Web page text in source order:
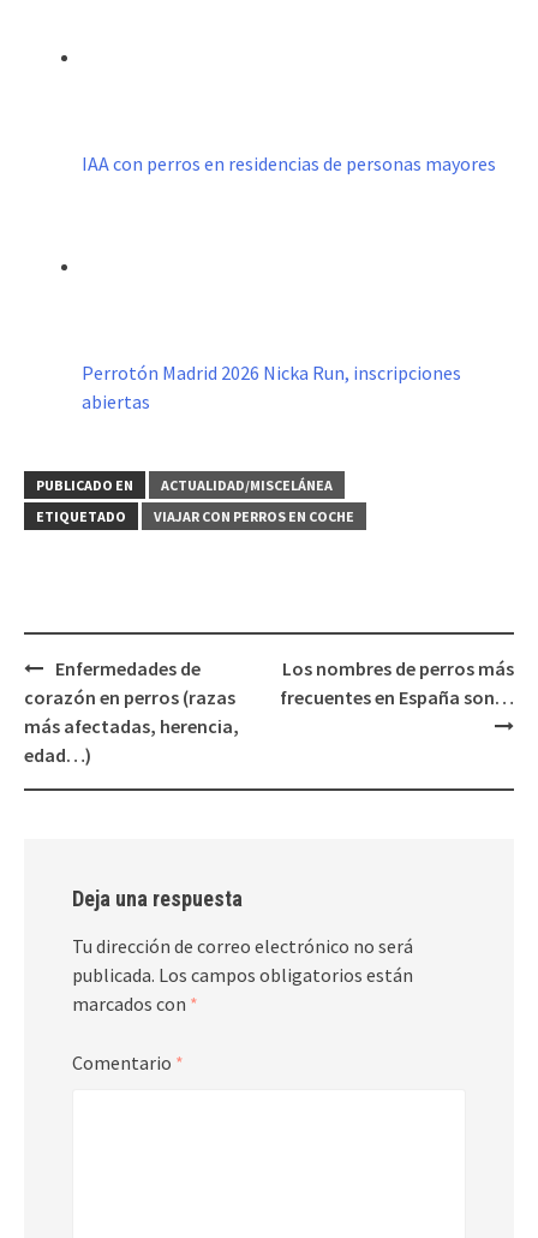
IAA con perros en residencias de personas mayores
Perrotón Madrid 2026 Nicka Run, inscripciones
abiertas
PUBLICADO EN
ACTUALIDAD/MISCELÁNEA
ETIQUETADO
VIAJAR CON PERROS EN COCHE
Navegación
de
entradas
Enfermedades de
corazón en perros (razas
más afectadas, herencia,
edad…)
Los nombres de perros más
frecuentes en España son…
Deja una respuesta
Tu dirección de correo electrónico no será
publicada. Los campos obligatorios están
marcados con *
Comentario *